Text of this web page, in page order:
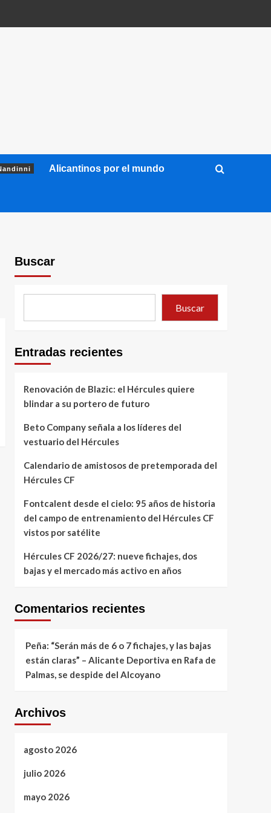
Alicantinos por el mundo
Buscar
Buscar
Entradas recientes
Renovación de Blazic: el Hércules quiere
blindar a su portero de futuro
Beto Company señala a los líderes del
vestuario del Hércules
Calendario de amistosos de pretemporada del
Hércules CF
Fontcalent desde el cielo: 95 años de historia
del campo de entrenamiento del Hércules CF
vistos por satélite
Hércules CF 2026/27: nueve fichajes, dos
bajas y el mercado más activo en años
Comentarios recientes
Peña: “Serán más de 6 o 7 fichajes, y las bajas
están claras” – Alicante Deportiva en Rafa de
Palmas, se despide del Alcoyano
Archivos
agosto 2026
julio 2026
mayo 2026